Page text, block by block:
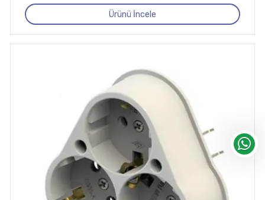
Ürünü İncele